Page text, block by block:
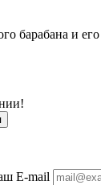
барабана и
E-mail